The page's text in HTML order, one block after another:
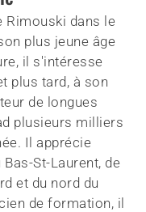
Rimouski dans le
plus jeune âge
il s'intéresse
plus tard, à son
de longues
plusieurs milliers
Il apprécie
St-Laurent, de
et du nord du
de formation, il